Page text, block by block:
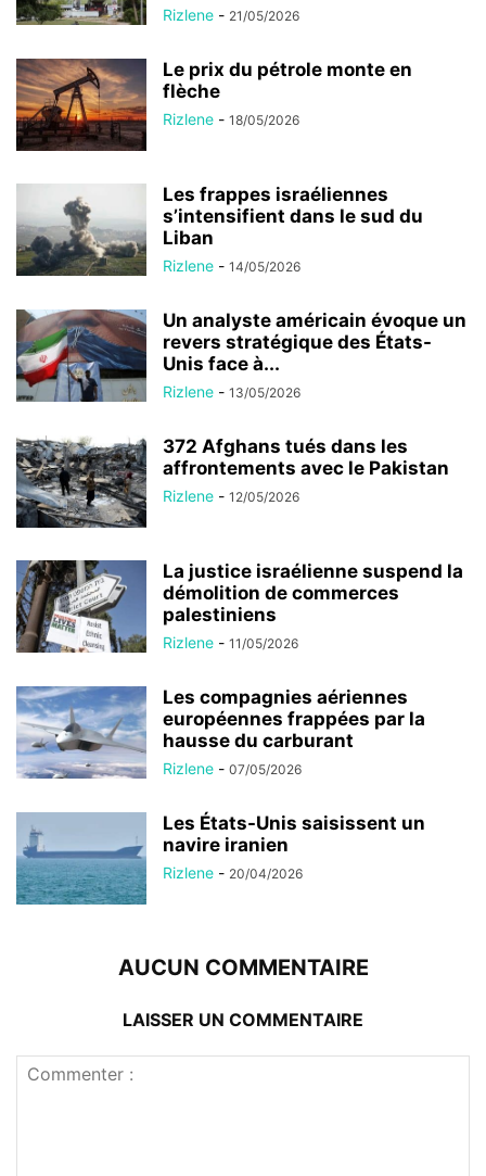
Rizlene - 21/05/2026
Le prix du pétrole monte en
flèche
Rizlene - 18/05/2026
Les frappes israéliennes
s’intensifient dans le sud du
Liban
Rizlene - 14/05/2026
Un analyste américain évoque un
revers stratégique des États-
Unis face à...
Rizlene - 13/05/2026
372 Afghans tués dans les
affrontements avec le Pakistan
Rizlene - 12/05/2026
La justice israélienne suspend la
démolition de commerces
palestiniens
Rizlene - 11/05/2026
Les compagnies aériennes
européennes frappées par la
hausse du carburant
Rizlene - 07/05/2026
Les États-Unis saisissent un
navire iranien
Rizlene - 20/04/2026
AUCUN COMMENTAIRE
LAISSER UN COMMENTAIRE